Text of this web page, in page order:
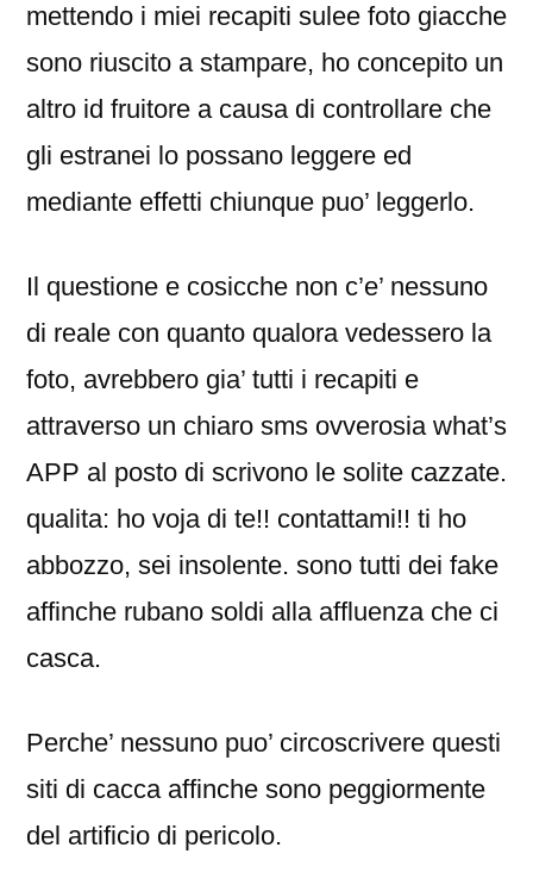
mettendo i miei recapiti sulee foto giacche
sono riuscito a stampare, ho concepito un
altro id fruitore a causa di controllare che
gli estranei lo possano leggere ed
mediante effetti chiunque puo’ leggerlo.
Il questione e cosicche non c’e’ nessuno
di reale con quanto qualora vedessero la
foto, avrebbero gia’ tutti i recapiti e
attraverso un chiaro sms ovverosia what’s
APP al posto di scrivono le solite cazzate.
qualita: ho voja di te!! contattami!! ti ho
abbozzo, sei insolente. sono tutti dei fake
affinche rubano soldi alla affluenza che ci
casca.
Perche’ nessuno puo’ circoscrivere questi
siti di cacca affinche sono peggiormente
del artificio di pericolo.